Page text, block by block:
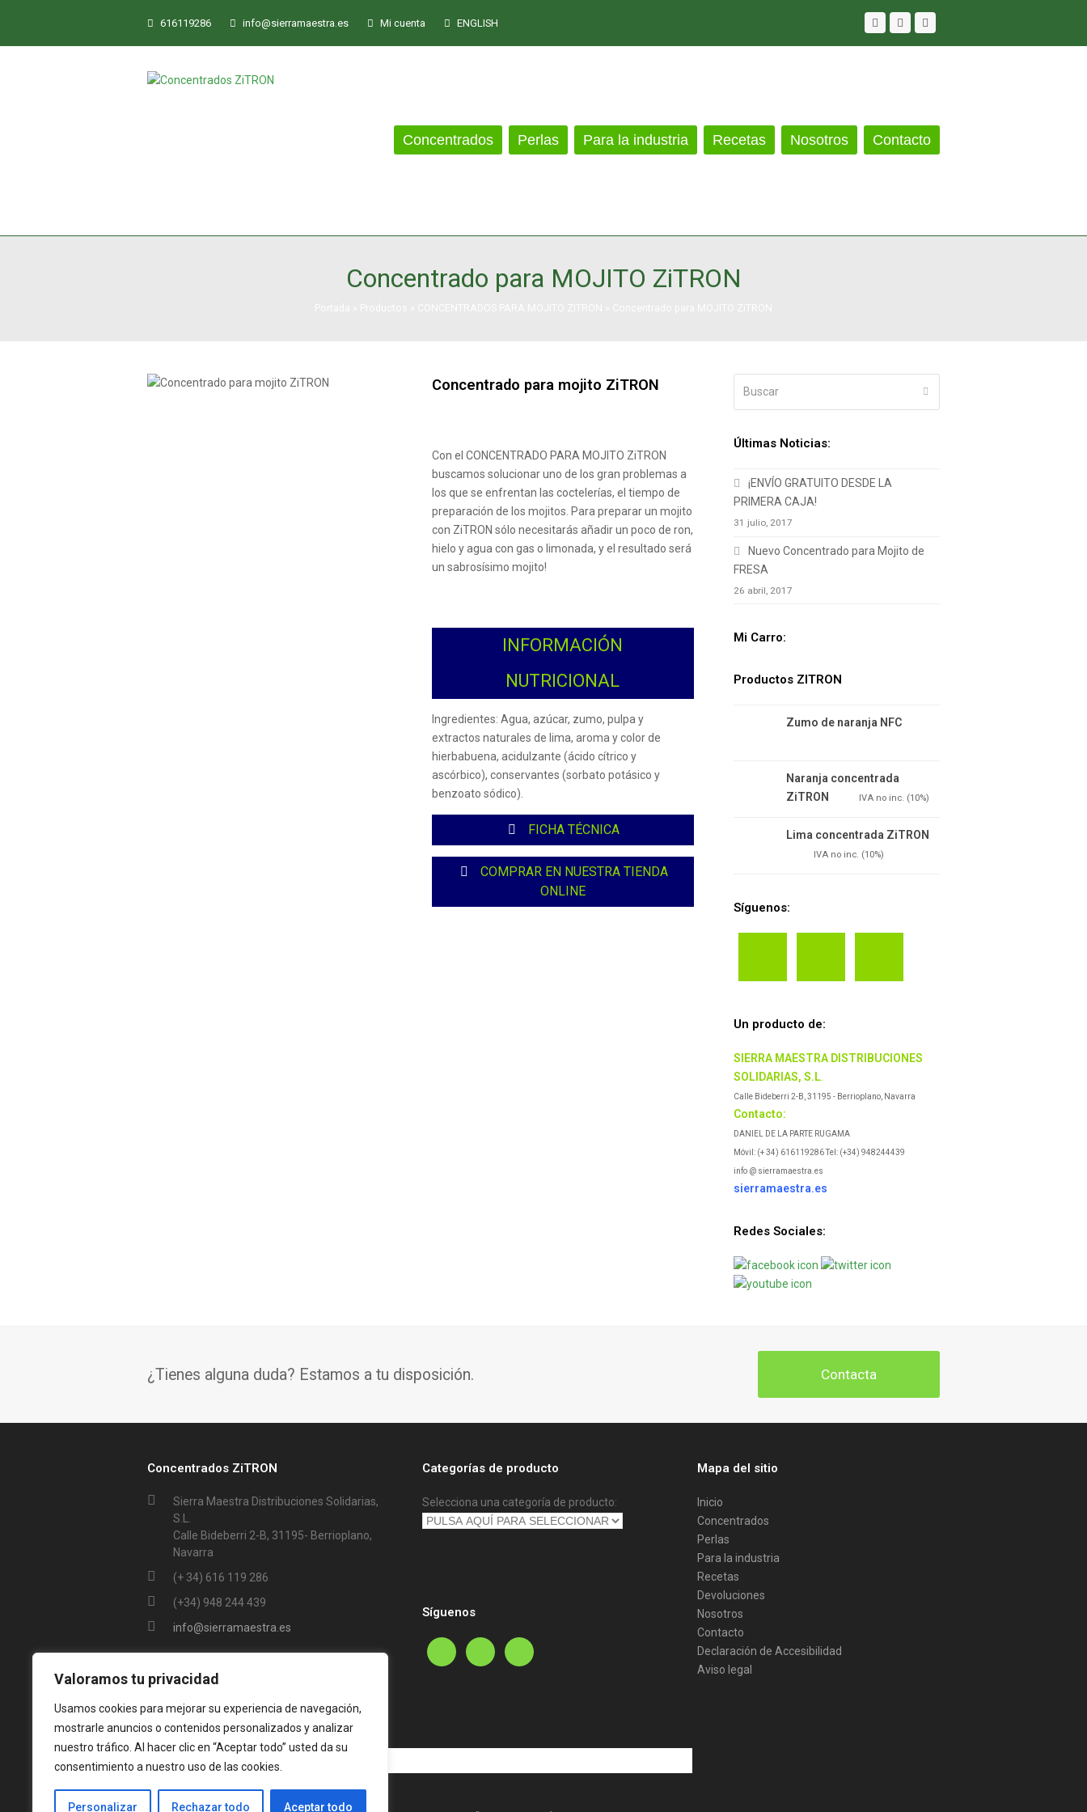
Valoramos tu privacidad
Usamos cookies para mejorar su experiencia de navegación,
mostrarle anuncios o contenidos personalizados y analizar
nuestro tráfico. Al hacer clic en “Aceptar todo” usted da su
consentimiento a nuestro uso de las cookies.
Personalizar Rechazar todo Aceptar todo
616119286 info@sierramaestra.es Mi cuenta ENGLISH TwitterFacebook
Concentrados Perlas Para la industria Recetas Nosotros Contacto
Concentrado para MOJITO ZiTRON
Concentrado para mojito ZiTRON
Con el CONCENTRADO PARA MOJITO ZiTRON
buscamos solucionar uno de los gran problemas a
los que se enfrentan las coctelerías, el tiempo de
preparación de los mojitos. Para preparar un mojito
con ZiTRON sólo necesitarás añadir un poco de ron,
hielo y agua con gas o limonada, y el resultado será
un sabrosísimo mojito!
INFORMACIÓN
NUTRICIONAL
Ingredientes: Agua, azúcar, zumo, pulpa y
extractos naturales de lima, aroma y color de
hierbabuena, acidulzante (ácido cítrico y
ascórbico), conservantes (sorbato potásico y
benzoato sódico).
FICHA TÉCNICA
COMPRAR EN NUESTRA TIENDA
ONLINE
Últimas Noticias:
¡ENVÍO GRATUITO DESDE LA
PRIMERA CAJA!
31 julio, 2017
Nuevo Concentrado para Mojito de
FRESA
26 abril, 2017
Mi Carro:
Productos ZITRON
Zumo de naranja NFC
Naranja concentrada
ZiTRON
IVA no inc. (10%)
Lima concentrada ZiTRON
IVA no inc. (10%)
Síguenos:
Un producto de:
SIERRA MAESTRA DISTRIBUCIONES
SOLIDARIAS, S.L.
Calle Bideberri 2-B, 31195 - Berrioplano, Navarra
Contacto:
DANIEL DE LA PARTE RUGAMA
Móvil: (+ 34) 616119286 Tel: (+34) 948244439
info @ sierramaestra.es
sierramaestra.es
Redes Sociales:
¿Tienes alguna duda? Estamos a tu disposición. Contacta
Concentrados ZiTRON
Sierra Maestra Distribuciones Solidarias,
S.L.
Calle Bideberri 2-B, 31195- Berrioplano,
Navarra
(+ 34) 616 119 286
(+34) 948 244 439
info@sierramaestra.es
Categorías de producto
Selecciona una categoría de producto:
Síguenos
Mapa del sitio
Inicio
Concentrados
Perlas
Para la industria
Recetas
Devoluciones
Nosotros
Contacto
Declaración de Accesibilidad
Aviso legal